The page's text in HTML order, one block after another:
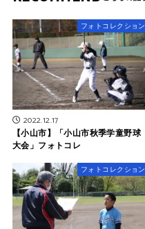
フォトコレクション
2022.12.17
【小山市】「小山市秋季学童野球
大会」フォトコレ
フォトコレクション